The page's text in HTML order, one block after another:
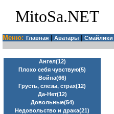
MitoSa.NET
Меню: Главная Аватары Смайлики
Ангел(12)
Плохо себя чувствую(5)
Война(66)
Грусть, слезы, страх(12)
Да-Нет(12)
Довольные(54)
Недовольство и драка(21)